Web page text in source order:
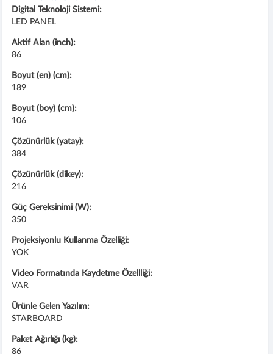
Digital Teknoloji Sistemi:
LED PANEL
Aktif Alan (inch):
86
Boyut (en) (cm):
189
Boyut (boy) (cm):
106
Çözünürlük (yatay):
384
Çözünürlük (dikey):
216
Güç Gereksinimi (W):
350
Projeksiyonlu Kullanma Özelliği:
YOK
Video Formatında Kaydetme Özellliği:
VAR
Ürünle Gelen Yazılım:
STARBOARD
Paket Ağırlığı (kg):
86